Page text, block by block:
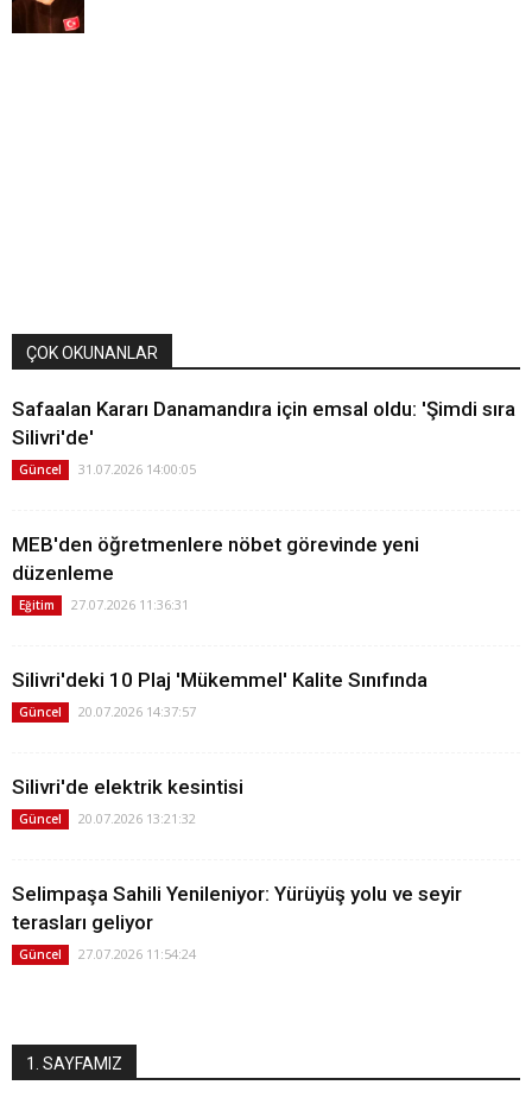
ÇOK OKUNANLAR
Safaalan Kararı Danamandıra için emsal oldu: 'Şimdi sıra
Silivri'de'
Güncel 31.07.2026 14:00:05
MEB'den öğretmenlere nöbet görevinde yeni
düzenleme
Eğitim 27.07.2026 11:36:31
Silivri'deki 10 Plaj 'Mükemmel' Kalite Sınıfında
Güncel 20.07.2026 14:37:57
Silivri'de elektrik kesintisi
Güncel 20.07.2026 13:21:32
Selimpaşa Sahili Yenileniyor: Yürüyüş yolu ve seyir
terasları geliyor
Güncel 27.07.2026 11:54:24
1. SAYFAMIZ